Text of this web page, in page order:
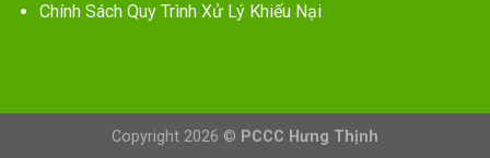
Chính Sách Quy Trình Xử Lý Khiếu Nại
Copyright 2026 © PCCC Hưng Thịnh